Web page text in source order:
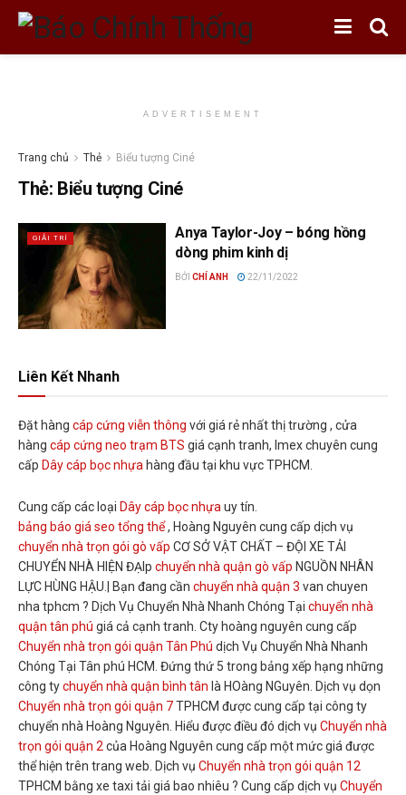
ADVERTISEMENT
Trang chủ Thẻ Biểu tượng Ciné
Thẻ: Biểu tượng Ciné
GIẢI TRÍ
Anya Taylor-Joy – bóng hồng
dòng phim kinh dị
BỞI CHÍ ANH 22/11/2022
Liên Kết Nhanh
Đặt hàng cáp cứng viễn thông với giá rẻ nhất thị trường , cửa
hàng cáp cứng neo trạm BTS giá cạnh tranh, Imex chuyên cung
cấp Dây cáp bọc nhựa hàng đầu tại khu vực TPHCM.
Cung cấp các loại Dây cáp bọc nhựa uy tín.
bảng báo giá seo tổng thể, Hoàng Nguyên cung cấp dịch vụ
chuyển nhà trọn gói gò vấp CƠ SỞ VẬT CHẤT – ĐỘI XE TẢI
CHUYỂN NHÀ HIỆN ĐẠIp chuyển nhà quận gò vấp NGUỒN NHÂN
LỰC HÙNG HẬU.| Bạn đang cần chuyển nhà quận 3 van chuyen
nha tphcm ? Dịch Vụ Chuyển Nhà Nhanh Chóng Tại chuyển nhà
quận tân phú giá cả cạnh tranh. Cty hoàng nguyên cung cấp
Chuyển nhà trọn gói quận Tân Phú dịch Vụ Chuyển Nhà Nhanh
Chóng Tại Tân phú HCM. Đứng thứ 5 trong bảng xếp hạng những
công tychuyển nhà quận bình tân là HOàng NGuyên. Dịch vụ dọn
Chuyển nhà trọn gói quận 7TPHCM được cung cấp tại công ty
chuyển nhà Hoàng Nguyên. Hiểu được điều đó dịch vụ Chuyển nhà
trọn gói quận 2 của Hoàng Nguyên cung cấp một mức giá được
thể hiện trên trang web. Dịch vụ Chuyển nhà trọn gói quận 12
TPHCM bằng xe taxi tải giá bao nhiêu ? Cung cấp dịch vụ Chuyển